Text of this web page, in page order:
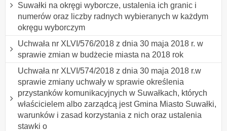
Suwałki na okręgi wyborcze, ustalenia ich granic i
numerów oraz liczby radnych wybieranych w każdym
okręgu wyborczym
Uchwała nr XLVI/576/2018 z dnia 30 maja 2018 r. w
sprawie zmian w budżecie miasta na 2018 rok
Uchwała nr XLVI/574/2018 z dnia 30 maja 2018 r.w
sprawie zmiany uchwały w sprawie określenia
przystanków komunikacyjnych w Suwałkach, których
właścicielem albo zarządcą jest Gmina Miasto Suwałki,
warunków i zasad korzystania z nich oraz ustalenia
stawki o